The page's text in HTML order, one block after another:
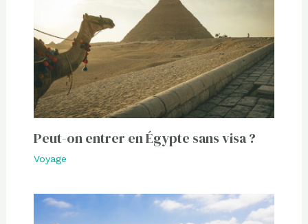
Peut-on entrer en Égypte sans visa ?
Voyage